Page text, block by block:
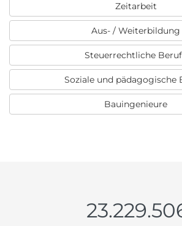
Zeitarbeit
Aus- / Weiterbildung
Steuerrechtliche
Soziale und pädagogische
Bauingenieure